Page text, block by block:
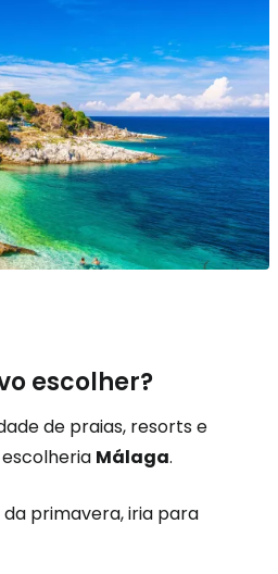
escolher?
de praias, resorts e
escolheria Málaga.
primavera, iria para